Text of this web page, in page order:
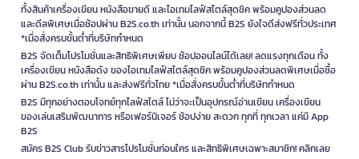
ทั้งสินค้าเครื่องเขียน หนังสือขายดี และไอเทมไลฟ์สไตล์สุดชิค พร้อมคูปองส่วนลด
และดีลพิเศษเมื่อช้อปผ่าน B2S.co.th เท่านั้น นอกจากนี้ B2S ยังใจดีส่งฟรีทั่วประเทศ
*เมื่อสั่งครบขั้นต่ำที่บริษัทกำหนด
B2S จัดเต็มโปรโมชั่นและสิทธิพิเศษเพียบ ช้อปออนไลน์ได้เลย! ลดแรงทุกเดือน ทั้ง
เครื่องเขียน หนังสือดัง ของไอเทมไลฟ์สไตล์สุดชิค พร้อมคูปองส่วนลดพิเศษเมื่อซื้อ
ผ่าน B2S.co.th เท่านั้น และส่งฟรีทั่วไทย *เมื่อสั่งครบขั้นต่ำที่บริษัทกำหนด
B2S มีทุกอย่างตอบโจทย์ทุกไลฟ์สไตล์ ไม่ว่าจะเป็นอุปกรณ์อ่านเขียน เครื่องเขียน
ของเล่นเสริมพัฒนาการ หรือเฟอร์นิเจอร์ ช้อปง่าย สะดวก ทุกที่ ทุกเวลา แค่มี App
B2S
สมัคร B2S Club รับข่าวสารโปรโมชั่นก่อนใคร และสิทธิพิเศษเฉพาะสมาชิก! คลิกเลย